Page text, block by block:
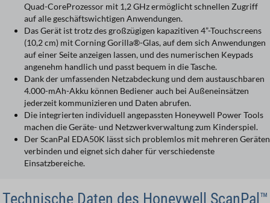
Quad-CoreProzessor mit 1,2 GHz ermöglicht schnellen Zugriff
auf alle geschäftswichtigen Anwendungen.
Das Gerät ist trotz des großzügigen kapazitiven 4”-Touchscreens
(10,2 cm) mit Corning Gorilla®-Glas, auf dem sich Anwendungen
auf einer Seite anzeigen lassen, und des numerischen Keypads
angenehm handlich und passt bequem in die Tasche.
Dank der umfassenden Netzabdeckung und dem austauschbaren
4.000-mAh-Akku können Bediener auch bei Außeneinsätzen
jederzeit kommunizieren und Daten abrufen.
Die integrierten individuell angepassten Honeywell Power Tools
machen die Geräte- und Netzwerkverwaltung zum Kinderspiel.
Der ScanPal EDA50K lässt sich problemlos mit mehreren Geräten
verbinden und eignet sich daher für verschiedenste
Einsatzbereiche.
Technische Daten des Honeywell ScanPal™